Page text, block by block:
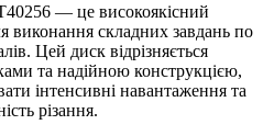
— це високоякісний
виконання складних завдань по
Цей диск відрізняється
та надійною конструкцією,
інтенсивні навантаження та
різання.